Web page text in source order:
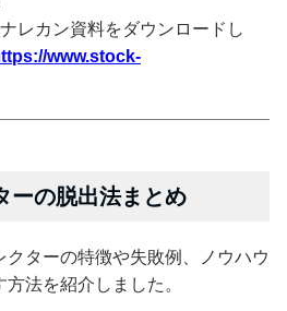
レカン資料をダウンロードし
www.stock-
ーの脱出法まとめ
クターの特徴や失敗例、ノウハウ
法を紹介しました。